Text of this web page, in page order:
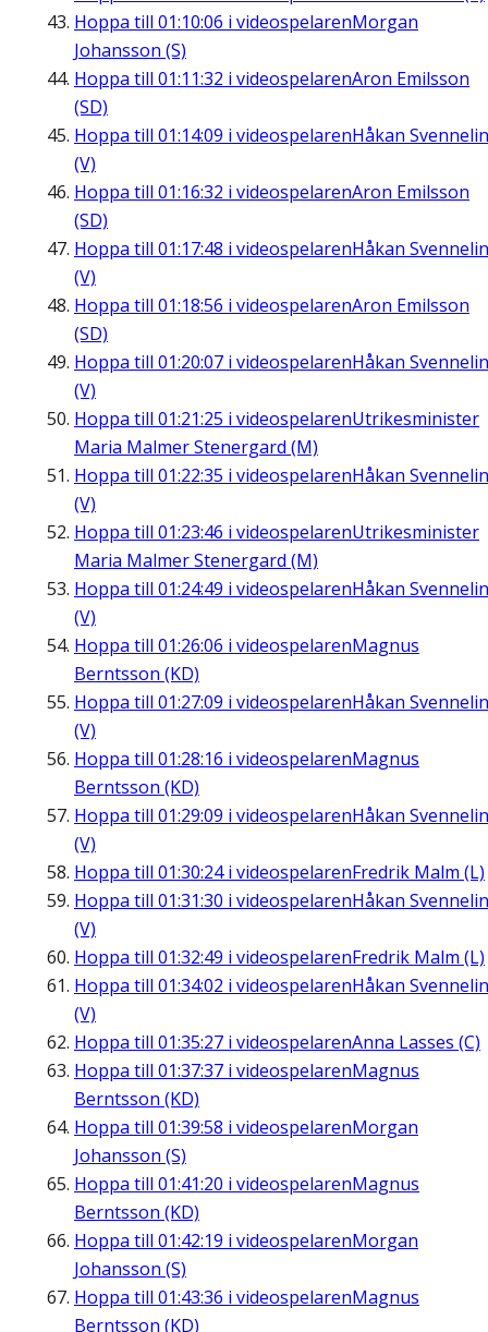
Hoppa till 01:10:06 i videospelarenMorgan
Johansson (S)
Hoppa till 01:11:32 i videospelarenAron Emilsson
(SD)
Hoppa till 01:14:09 i videospelarenHåkan
(V)
Hoppa till 01:16:32 i videospelarenAron Emilsson
(SD)
Hoppa till 01:17:48 i videospelarenHåkan
(V)
Hoppa till 01:18:56 i videospelarenAron Emilsson
(SD)
Hoppa till 01:20:07 i videospelarenHåkan
(V)
Hoppa till 01:21:25 i videospelarenUtrikesminister
Maria Malmer Stenergard (M)
Hoppa till 01:22:35 i videospelarenHåkan
(V)
Hoppa till 01:23:46 i videospelarenUtrikesminister
Maria Malmer Stenergard (M)
Hoppa till 01:24:49 i videospelarenHåkan
(V)
Hoppa till 01:26:06 i videospelarenMagnus
Berntsson (KD)
Hoppa till 01:27:09 i videospelarenHåkan
(V)
Hoppa till 01:28:16 i videospelarenMagnus
Berntsson (KD)
Hoppa till 01:29:09 i videospelarenHåkan
(V)
Hoppa till 01:30:24i videospelarenFredrik Malm (L)
Hoppa till 01:31:30 i videospelarenHåkan
(V)
Hoppa till 01:32:49 i videospelarenFredrik Malm (L)
Hoppa till 01:34:02 i videospelarenHåkan
(V)
Hoppa till 01:35:27 i videospelarenAnna Lasses (C)
Hoppa till 01:37:37 i videospelarenMagnus
Berntsson (KD)
Hoppa till 01:39:58 i videospelarenMorgan
Johansson (S)
Hoppa till 01:41:20 i videospelarenMagnus
Berntsson (KD)
Hoppa till 01:42:19 i videospelarenMorgan
Johansson (S)
Hoppa till 01:43:36 i videospelarenMagnus
Berntsson (KD)